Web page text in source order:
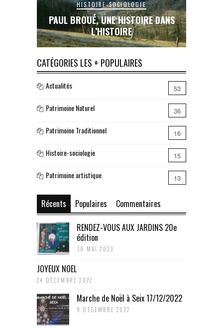
HISTOIRE-SOCIOLOGIE
PAUL BROUÉ, UNE HISTOIRE DANS
L’HISTOIRE
CATÉGORIES LES + POPULAIRES
Actualités 53
Patrimoine Naturel 36
Patrimoine Traditionnel 16
Histoire-sociologie 15
Patrimoine artistique 13
Récents Populaires
Commentaires
RENDEZ-VOUS AUX JARDINS 20e
édition
30 MAI 2023
JOYEUX NOEL
24 DÉCEMBRE 2022
Marche de Noël à Seix 17/12/2022
9 DÉCEMBRE 2022